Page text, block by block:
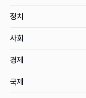
정치
사회
경제
국제